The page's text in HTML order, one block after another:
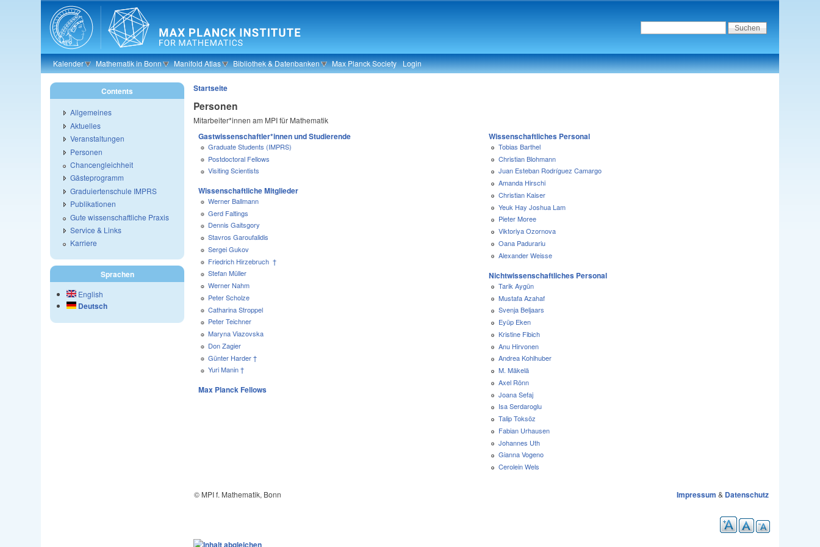
Kalender Mathematik in Bonn Manifold Atlas Bibliothek & Datenbanken Max Planck Society Login
Startseite
Personen
Mitarbeiter*innen am MPI für Mathematik
Gastwissenschaftler*innen und Studierende
Graduate Students (IMPRS)
Postdoctoral Fellows
Visiting Scientists
Wissenschaftliche Mitglieder
Werner Ballmann
Gerd Faltings
Dennis Gaitsgory
Stavros Garoufalidis
Sergei Gukov
Friedrich Hirzebruch †
Stefan Müller
Werner Nahm
Peter Scholze
Catharina Stroppel
Peter Teichner
Maryna Viazovska
Don Zagier
Günter Harder †
Yuri Manin †
Max Planck Fellows
Wissenschaftliches Personal
Tobias Barthel
Christian Blohmann
Juan Esteban Rodríguez Camargo
Amanda Hirschi
Christian Kaiser
Yeuk Hay Joshua Lam
Pieter Moree
Viktoriya Ozornova
Oana Padurariu
Alexander Weisse
Nichtwissenschaftliches Personal
Tarik Aygün
Mustafa Azahaf
Svenja Beljaars
Eyüp Eken
Kristine Fibich
Anu Hirvonen
Andrea Kohlhuber
M. Mäkelä
Axel Rönn
Joana Sefaj
Isa Serdaroglu
Talip Toksöz
Fabian Urhausen
Johannes Uth
Gianna Vogeno
Cerolein Wels
© MPI f. Mathematik, Bonn Impressum & Datenschutz
Contents
Allgemeines
Aktuelles
Veranstaltungen
Personen
Chancengleichheit
Gästeprogramm
Graduiertenschule IMPRS
Publikationen
Gute wissenschaftliche Praxis
Service & Links
Karriere
Sprachen
English
Deutsch